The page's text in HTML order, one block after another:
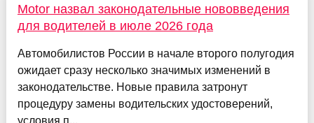
Motor назвал законодательные нововведения
для водителей в июле 2026 года
Автомобилистов России в начале второго полугодия
ожидает сразу несколько значимых изменений в
законодательстве. Новые правила затронут
процедуру замены водительских удостоверений,
условия п...